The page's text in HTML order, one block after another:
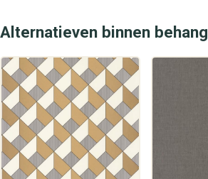
Alternatieven binnen behang